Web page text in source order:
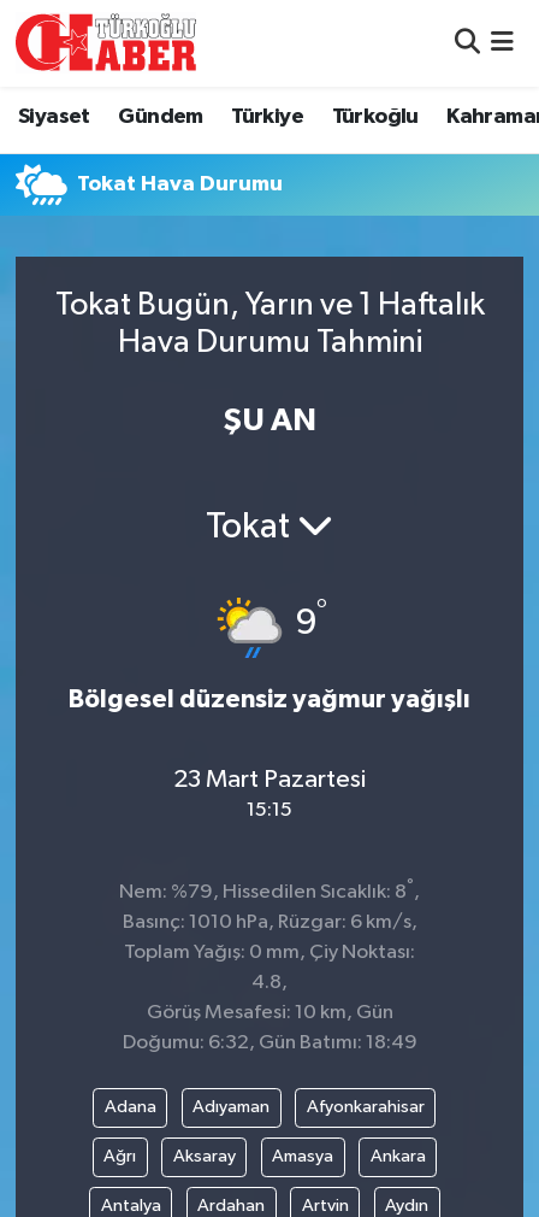
Siyaset Gündem Türkiye Türkoğlu
Tokat Hava Durumu
Tokat Bugün, Yarın ve 1 Haftalık
Hava Durumu Tahmini
ŞU AN
Tokat
9°
Bölgesel düzensiz yağmur yağışlı
23 Mart Pazartesi
15:15
Nem: %79, Hissedilen Sıcaklık: 8° ,
Basınç: 1010 hPa, Rüzgar: 6 km/s,
Toplam Yağış: 0 mm, Çiy Noktası:
4.8,
Görüş Mesafesi: 10 km, Gün
Doğumu: 6:32, Gün Batımı: 18:49
Adana Adıyaman Afyonkarahisar
Ağrı Aksaray Amasya Ankara
Antalya Ardahan Artvin Aydın
Gündem
Türkiye
Kahramanmaraş
Hava Durumu
Namaz Vakitleri
Süper Lig Puan Durumu ve Fikstür